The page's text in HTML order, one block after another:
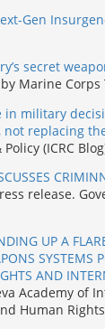
Gen
secret
by Marine Corps
military
replacing
(ICRC
release.
UP A
SYSTEMS
AND
Academy of
Human Rights